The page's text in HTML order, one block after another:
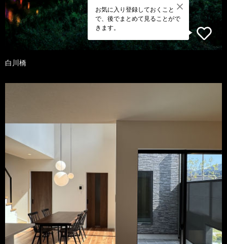
お気に入り登録しておくこと
で、後でまとめて見ることがで
きます。
白川橋